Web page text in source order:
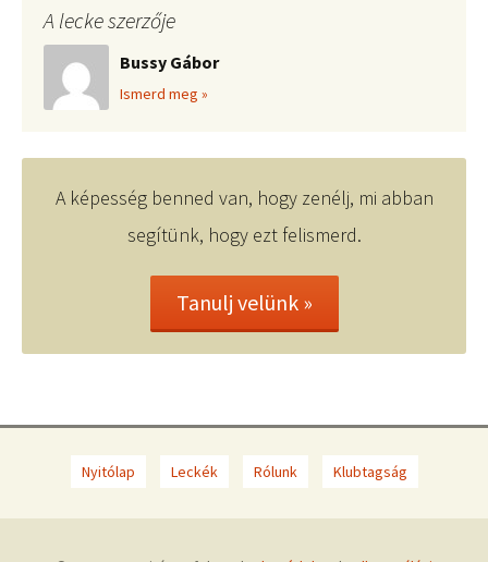
A lecke szerzője
Bussy Gábor
Ismerd meg »
A képesség benned van, hogy zenélj, mi abban
segítünk, hogy ezt felismerd.
Tanulj velünk »
Nyitólap Leckék Rólunk Klubtagság